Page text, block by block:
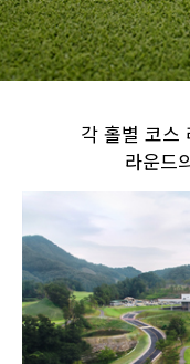
각 홀별 코스
라운드